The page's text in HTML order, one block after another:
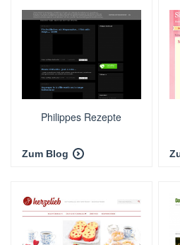
Philippes Rezepte
Zum Blog